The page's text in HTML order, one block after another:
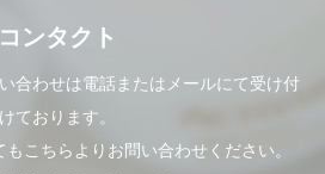
コンタクト
合わせは電話またはメールにて受け付
けております。
こちらよりお問い合わせください。